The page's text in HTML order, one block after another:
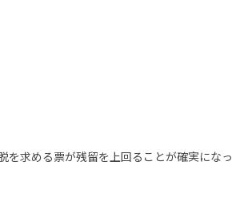
を求める票が残留を上回ることが確実になっ